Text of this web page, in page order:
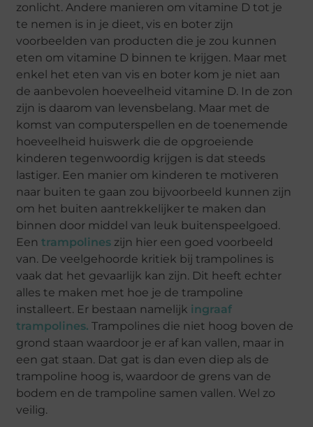
zonlicht. Andere manieren om vitamine D tot je
te nemen is in je dieet, vis en boter zijn
voorbeelden van producten die je zou kunnen
eten om vitamine D binnen te krijgen. Maar met
enkel het eten van vis en boter kom je niet aan
de aanbevolen hoeveelheid vitamine D. In de zon
zijn is daarom van levensbelang. Maar met de
komst van computerspellen en de toenemende
hoeveelheid huiswerk die de opgroeiende
kinderen tegenwoordig krijgen is dat steeds
lastiger. Een manier om kinderen te motiveren
naar buiten te gaan zou bijvoorbeeld kunnen zijn
om het buiten aantrekkelijker te maken dan
binnen door middel van leuk buitenspeelgoed.
Eentrampolines zijn hier een goed voorbeeld
van. De veelgehoorde kritiek bij trampolines is
vaak dat het gevaarlijk kan zijn. Dit heeft echter
alles te maken met hoe je de trampoline
installeert. Er bestaan namelijk ingraaf
trampolines. Trampolines die niet hoog boven de
grond staan waardoor je er af kan vallen, maar in
een gat staan. Dat gat is dan even diep als de
trampoline hoog is, waardoor de grens van de
bodem en de trampoline samen vallen. Wel zo
veilig.